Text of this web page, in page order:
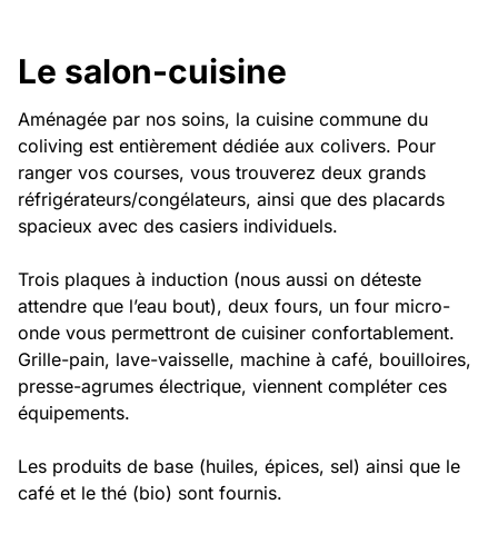
Le salon-cuisine
Aménagée par nos soins, la cuisine commune du
coliving est entièrement dédiée aux colivers. Pour
ranger vos courses, vous trouverez deux grands
réfrigérateurs/congélateurs, ainsi que des placards
spacieux avec des casiers individuels.
Trois plaques à induction (nous aussi on déteste
attendre que l’eau bout), deux fours, un four micro-
onde vous permettront de cuisiner confortablement.
Grille-pain, lave-vaisselle, machine à café, bouilloires,
presse-agrumes électrique, viennent compléter ces
équipements.
Les produits de base (huiles, épices, sel) ainsi que le
café et le thé (bio) sont fournis.